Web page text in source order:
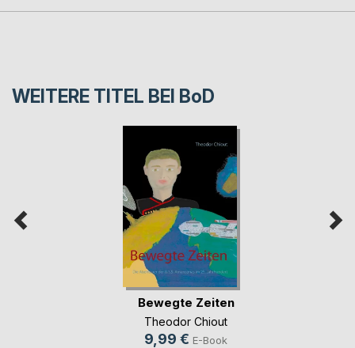
WEITERE TITEL BEI BoD
Bewegte Zeiten
Theodor Chiout
9,99 € E-Book